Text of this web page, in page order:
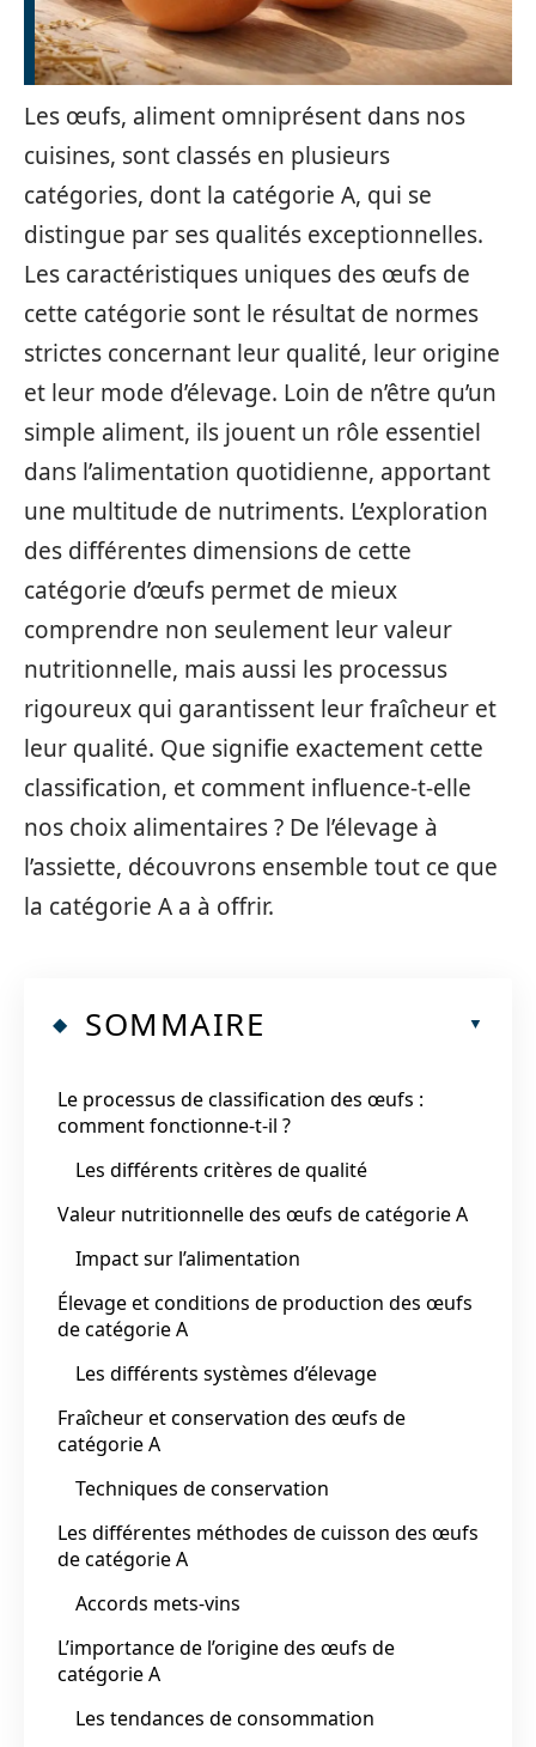
Les œufs, aliment omniprésent dans nos
cuisines, sont classés en plusieurs
catégories, dont la catégorie A, qui se
distingue par ses qualités exceptionnelles.
Les caractéristiques uniques des œufs de
cette catégorie sont le résultat de normes
strictes concernant leur qualité, leur origine
et leur mode d’élevage. Loin de n’être qu’un
simple aliment, ils jouent un rôle essentiel
dans l’alimentation quotidienne, apportant
une multitude de nutriments. L’exploration
des différentes dimensions de cette
catégorie d’œufs permet de mieux
comprendre non seulement leur valeur
nutritionnelle, mais aussi les processus
rigoureux qui garantissent leur fraîcheur et
leur qualité. Que signifie exactement cette
classification, et comment influence-t-elle
nos choix alimentaires ? De l’élevage à
l’assiette, découvrons ensemble tout ce que
la catégorie A a à offrir.
SOMMAIRE
Le processus de classification des œufs :
comment fonctionne-t-il ?
Les différents critères de qualité
Valeur nutritionnelle des œufs de catégorie A
Impact sur l’alimentation
Élevage et conditions de production des œufs
de catégorie A
Les différents systèmes d’élevage
Fraîcheur et conservation des œufs de
catégorie A
Techniques de conservation
Les différentes méthodes de cuisson des œufs
de catégorie A
Accords mets-vins
L’importance de l’origine des œufs de
catégorie A
Les tendances de consommation